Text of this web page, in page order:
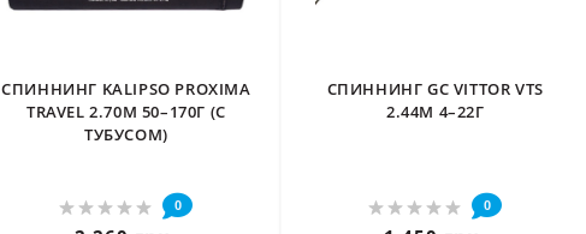
СПИННИНГ KALIPSO PROXIMA
TRAVEL 2.70М 50–170Г (С
ТУБУСОМ)
0
СПИННИНГ GC VITTOR VTS
2.44М 4–22Г
0